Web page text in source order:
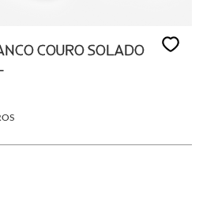
COURO SOLADO